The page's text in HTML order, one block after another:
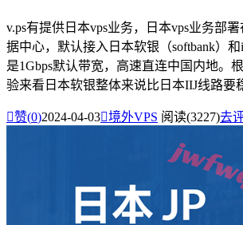
v.ps有提供日本vps业务，日本vps业务部
据中心，默认接入日本软银（softbank）
是1Gbps默认带宽，高速直连中国内地。
验来看日本软银整体来说比日本IIJ线路要
赞(0)2024-04-03境外VPS 阅读(3227)去